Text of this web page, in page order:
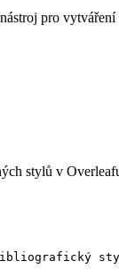
pro
stylů v